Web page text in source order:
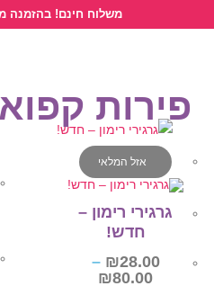
משלוח חינם! בהזמנה מעל 200 ש"ח
פירות
אזל המלאי
גרגירי רימון –
חדש!
₪28.00
–
₪80.00